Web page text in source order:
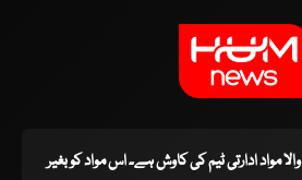
مواد ادارتی ٹیم کی کاوش ہے۔ اس مواد کو بغیر